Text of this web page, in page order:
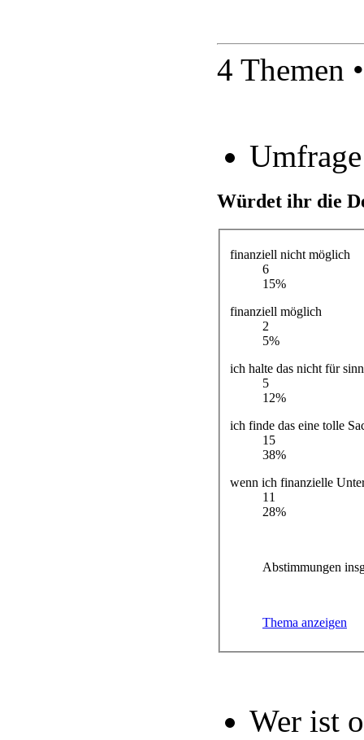
4 Themen
Umfrage
Würdet ihr die
finanziell nicht möglich
6
15%
finanziell möglich
2
5%
ich halte das nicht für
5
12%
ich finde das eine tolle
15
38%
wenn ich finanzielle
11
28%
Abstimmungen
Thema anzeigen
Wer ist